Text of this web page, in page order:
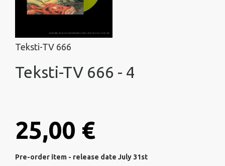
Teksti-TV 666
Teksti-TV 666 - 4
25,00 €
Pre-order item - release date July 31st